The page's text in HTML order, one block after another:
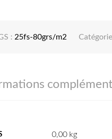
: 25fs-80grs/m2
0,00 kg